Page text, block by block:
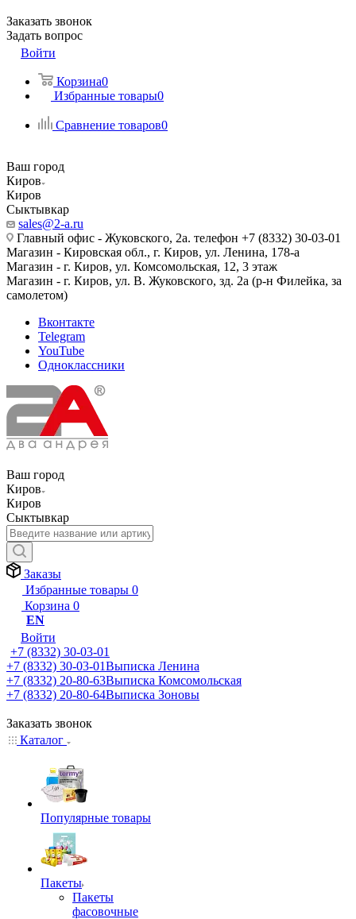
Заказать звонок
Задать вопрос
Войти
Корзина0
Избранные товары0
Сравнение товаров0
Ваш город
Киров
Киров
Сыктывкар
sales@2-a.ru
Главный офис - Жуковского, 2а. телефон +7 (8332) 30-03-01
Магазин - Кировская обл., г. Киров, ул. Ленина, 178-а
Магазин - г. Киров, ул. Комсомольская, 12, 3 этаж
Магазин - г. Киров, ул. В. Жуковского, зд. 2а (р-н Филейка, за
самолетом)
Вконтакте
Telegram
YouTube
Одноклассники
Ваш город
Киров
Киров
Сыктывкар
Заказы
Избранные товары 0
Корзина 0
EN
Войти
+7 (8332) 30-03-01
+7 (8332) 30-03-01Выписка Ленина
+7 (8332) 20-80-63Выписка Комсомольская
+7 (8332) 20-80-64Выписка Зоновы
Заказать звонок
Каталог
Популярные товары
Пакеты
Пакеты
фасовочные